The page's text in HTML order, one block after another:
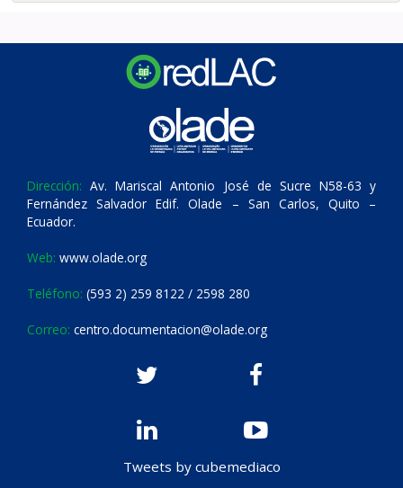
Dirección: Av. Mariscal Antonio José de Sucre N58-63 y
Fernández Salvador Edif. Olade – San Carlos, Quito –
Ecuador.
Web: www.olade.org
Teléfono: (593 2) 259 8122 / 2598 280
Correo: centro.documentacion@olade.org
Tweets by cubemediaco